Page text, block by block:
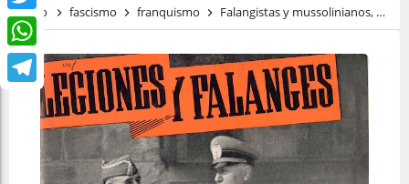
Twitter
WhatsApp
Telegram
Inicio fascismo franquismo Falangistas y mussolinianos, primos hermanos